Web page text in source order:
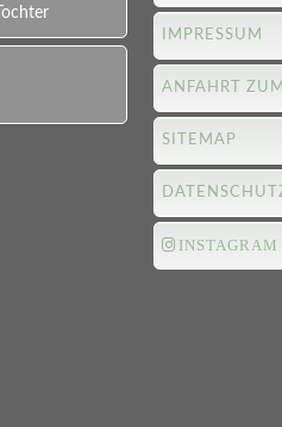
IMPRESSUM
ANFAHRT
SITEMAP
INSTAGRAM